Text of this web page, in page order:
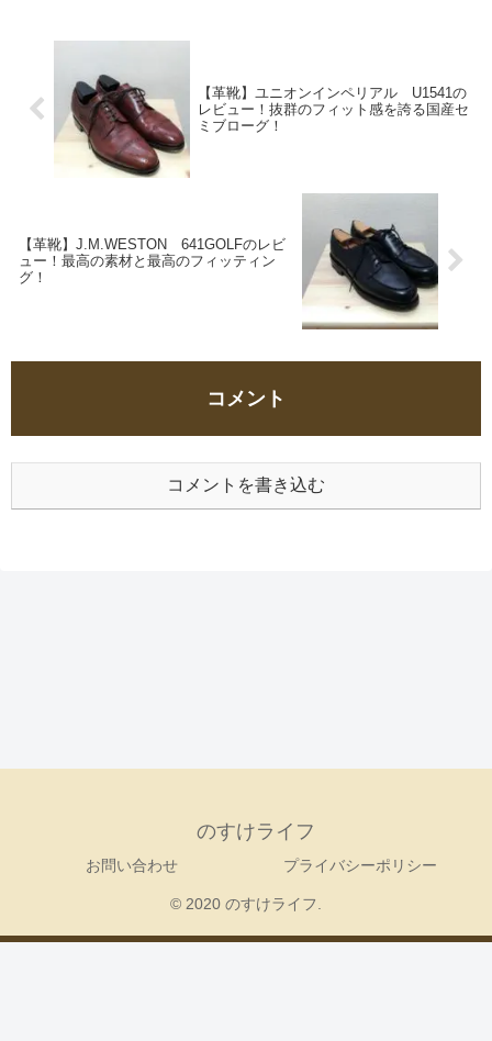
【革靴】ユニオンインペリアル U1541の
レビュー！抜群のフィット感を誇る国産セ
ミブローグ！
【革靴】J.M.WESTON 641GOLFのレビ
ュー！最高の素材と最高のフィッティン
グ！
コメント
コメントを書き込む
のすけライフ
お問い合わせ プライバシーポリシー
© 2020 のすけライフ.